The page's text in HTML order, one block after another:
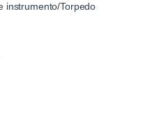
instrumento/Torpedo